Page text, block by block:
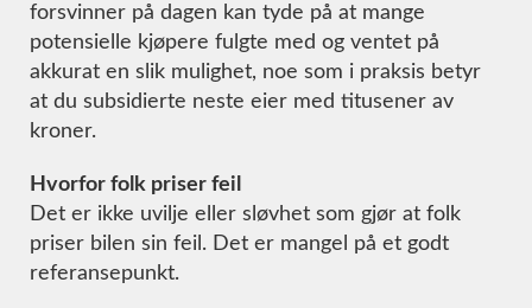
forsvinner på dagen kan tyde på at mange
potensielle kjøpere fulgte med og ventet på
akkurat en slik mulighet, noe som i praksis betyr
at du subsidierte neste eier med titusener av
kroner.
Hvorfor folk priser feil
Det er ikke uvilje eller sløvhet som gjør at folk
priser bilen sin feil. Det er mangel på et godt
referansepunkt.